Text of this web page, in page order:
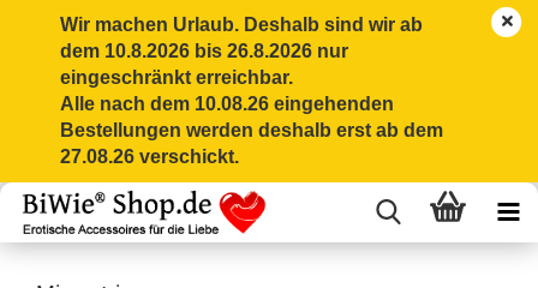
Wir machen Urlaub. Deshalb sind wir ab
dem 10.8.2026 bis 26.8.2026 nur
eingeschränkt erreichbar.
Alle nach dem 10.08.26 eingehenden
Bestellungen werden deshalb erst ab dem
27.08.26 verschickt.